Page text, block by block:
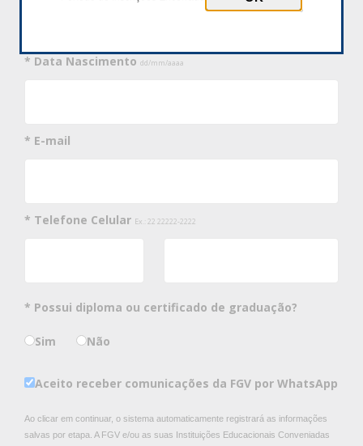
* Data Nascimento dd/mm/aaaa
* E-mail
* Telefone Celular Ex.: 22 22222-2222
* Possui diploma ou certificado de graduação?
Sim Não
Aceito receber comunicações da FGV por WhatsApp
Ao clicar em continuar, o sistema automaticamente registrará as informações
salvas por etapa. A FGV e/ou as suas Instituições Educacionais Conveniadas